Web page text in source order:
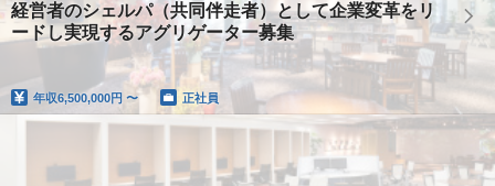
経営者のシェルパ（共同伴走者）として企業変革をリ
ードし実現するアグリゲーター募集
年収6,500,000円 〜 正社員